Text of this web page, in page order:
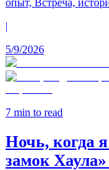
|
5/9/2026
7 min to read
Ночь, когда
замок